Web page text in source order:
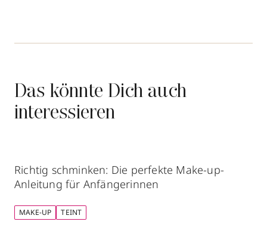
Das könnte Dich auch
interessieren
Richtig schminken: Die perfekte Make-up-
Anleitung für Anfängerinnen
MAKE-UP TEINT